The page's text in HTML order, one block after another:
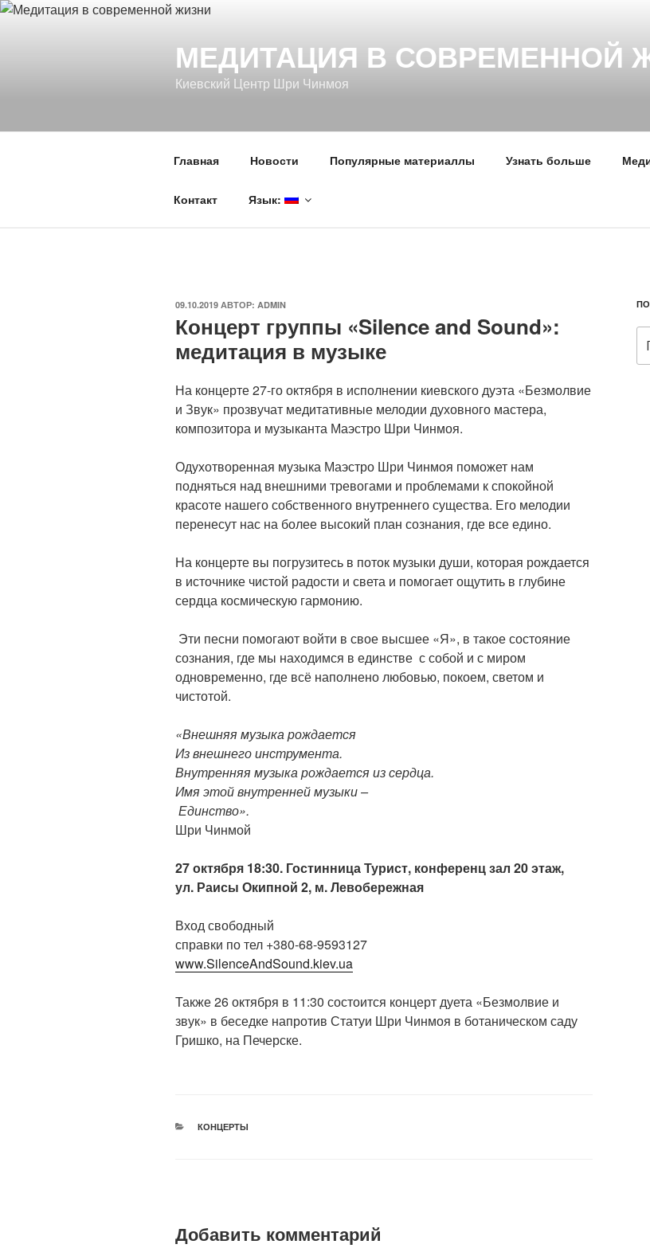
Перейти
МЕДИТАЦИЯ В СОВРЕМЕННОЙ
Киевский Центр Шри Чинмоя
Главная Новости Популярные материаллы Узнать больше
Контакт Язык:
ОПУБЛИКОВАНО
09.10.2019 АВТОР: ADMIN
Концерт группы «Silence and Sound»:
медитация в музыке
На концерте 27-го октября в исполнении киевского дуэта «Безмолвие
и Звук» прозвучат медитативные мелодии духовного мастера,
композитора и музыканта Маэстро Шри Чинмоя.
Одухотворенная музыка Маэстро Шри Чинмоя поможет нам
подняться над внешними тревогами и проблемами к спокойной
красоте нашего собственного внутреннего существа. Его мелодии
перенесут нас на более высокий план сознания, где все едино.
На концерте вы погрузитесь в поток музыки души, которая рождается
в источнике чистой радости и света и помогает ощутить в глубине
сердца космическую гармонию.
Эти песни помогают войти в свое высшее «Я», в такое состояние
сознания, где мы находимся в единстве с собой и с миром
одновременно, где всё наполнено любовью, покоем, светом и
чистотой.
«Внешняя музыка рождается
Из внешнего инструмента.
Внутренняя музыка рождается из сердца.
Имя этой внутренней музыки –
Единство».
Шри Чинмой
27 октября 18:30. Гостинница Турист, конференц зал 20 этаж,
ул. Раисы Окипной 2, м. Левобережная
Вход свободный
справки по тел +380-68-9593127
www.SilenceAndSound.kiev.ua
Также 26 октября в 11:30 состоится концерт дуета «Безмолвие и
звук» в беседке напротив Статуи Шри Чинмоя в ботаническом саду
Гришко, на Печерске.
РУБРИКИ
КОНЦЕРТЫ
Добавить комментарий